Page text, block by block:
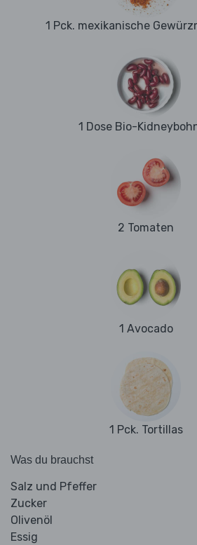
1 Pck. mexikanische
1 Dose Bio-
2 Tomaten
1 Avocado
1 Pck. Tortillas
Was du brauchst
Salz und Pfeffer
Zucker
Olivenöl
Essig